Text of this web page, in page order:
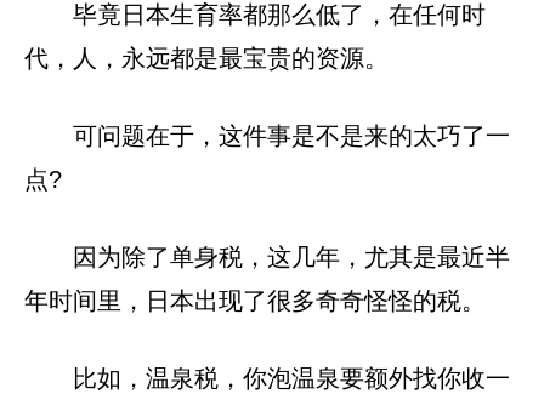
毕竟日本生育率都那么低了，在任何时
代，人，永远都是最宝贵的资源。
可问题在于，这件事是不是来的太巧了一
点?
因为除了单身税，这几年，尤其是最近半
年时间里，日本出现了很多奇奇怪怪的税。
比如，温泉税，你泡温泉要额外找你收一